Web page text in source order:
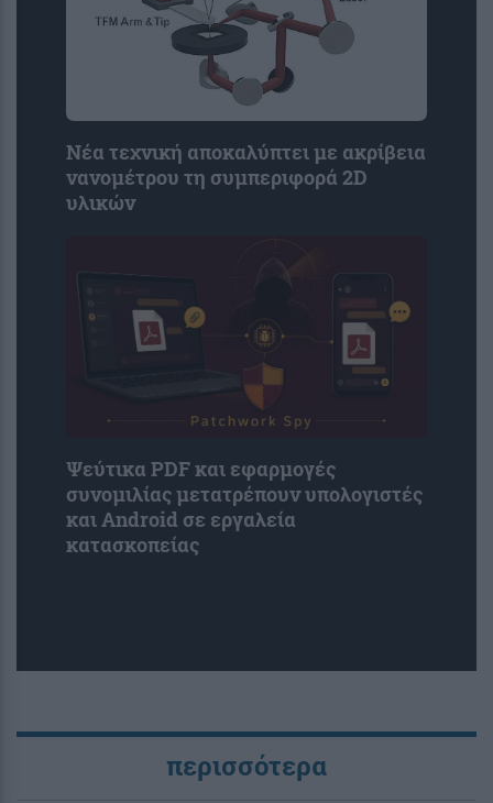
Νέα τεχνική αποκαλύπτει με ακρίβεια
νανομέτρου τη συμπεριφορά 2D
υλικών
Ψεύτικα PDF και εφαρμογές
συνομιλίας μετατρέπουν υπολογιστές
και Android σε εργαλεία
κατασκοπείας
περισσότερα